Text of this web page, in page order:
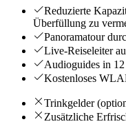
Reduzierte
Überfüllung zu
Panoramatour
Live-Reiseleiter
Audioguides in
Kostenloses
Trinkgelder
Zusätzliche